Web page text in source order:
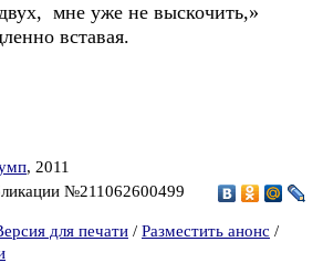
мне уже не выскочить,»
вставая.
, 2011
№211062600499
для печати / Разместить анонс /